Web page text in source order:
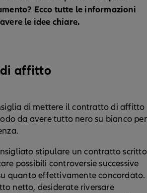
Ecco tutte le informazioni
le idee chiare.
affitto
di mettere il contratto di affitto
da avere tutto nero su bianco per
stipulare un contratto
possibili controversie successive
quanto effettivamente concordato.
netto, desiderate riversare